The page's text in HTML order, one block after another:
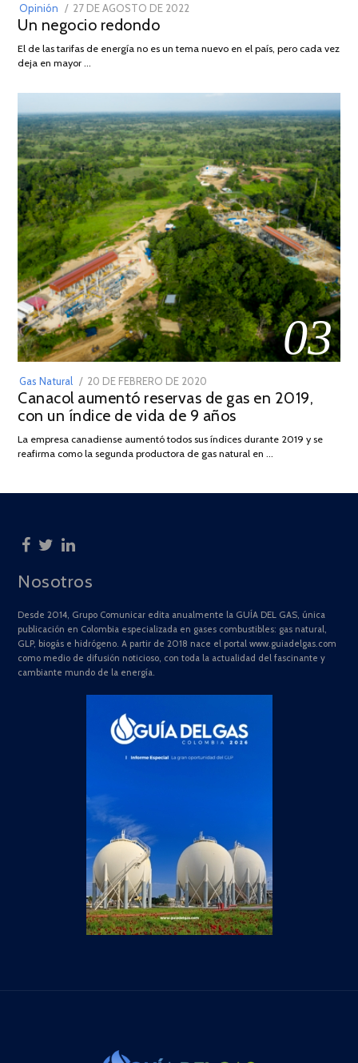
Opinión
POSTED
ON
27 DE AGOSTO DE 2022
DE
Un negocio redondo
El de las tarifas de energía no es un tema nuevo en el país, pero cada vez
deja en mayor …
03
Gas Natural
POSTED
ON
20 DE FEBRERO DE 2020
DE
JULIO
2025
Canacol aumentó reservas de gas en 2019,
con un índice de vida de 9 años
La empresa canadiense aumentó todos sus índices durante 2019 y se
reafirma como la segunda productora de gas natural en …
Nosotros
Desde 2014, Grupo Comunicar edita anualmente la GUÍA DEL GAS, única
publicación en Colombia especializada en gases combustibles: gas natural,
GLP, biogás e hidrógeno. A partir de 2018 nace el portal www.guiadelgas.com
como medio de difusión noticioso, con toda la actualidad del fascinante y
cambiante mundo de la energía.